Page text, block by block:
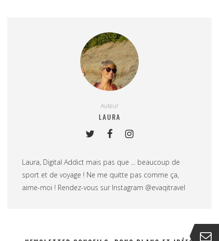
Auteur
LAURA
Laura, Digital Addict mais pas que ... beaucoup de
sport et de voyage ! Ne me quitte pas comme ça,
aime-moi ! Rendez-vous sur Instagram @evaqitravel